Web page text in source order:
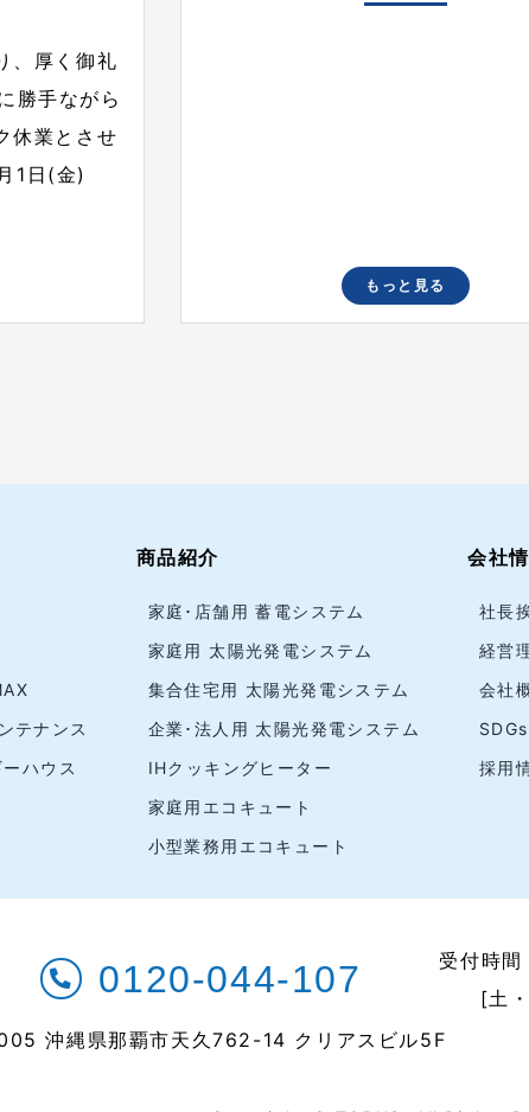
、厚く御礼
勝手ながら
休業とさせ
1日(金)
もっと見る
テナンス
ハウス
商品紹介
家庭･店舗用 蓄電システム
家庭用 太陽光発電システム
集合住宅用 太陽光発電システム
企業･法人用 太陽光発電システム
IHクッキングヒーター
家庭用エコキュート
小型業務用エコキュート
会社
社長
経営
会社
採用
0120-044-107
受付時
[土
沖縄県那覇市天久762-14 クリアスビル5F